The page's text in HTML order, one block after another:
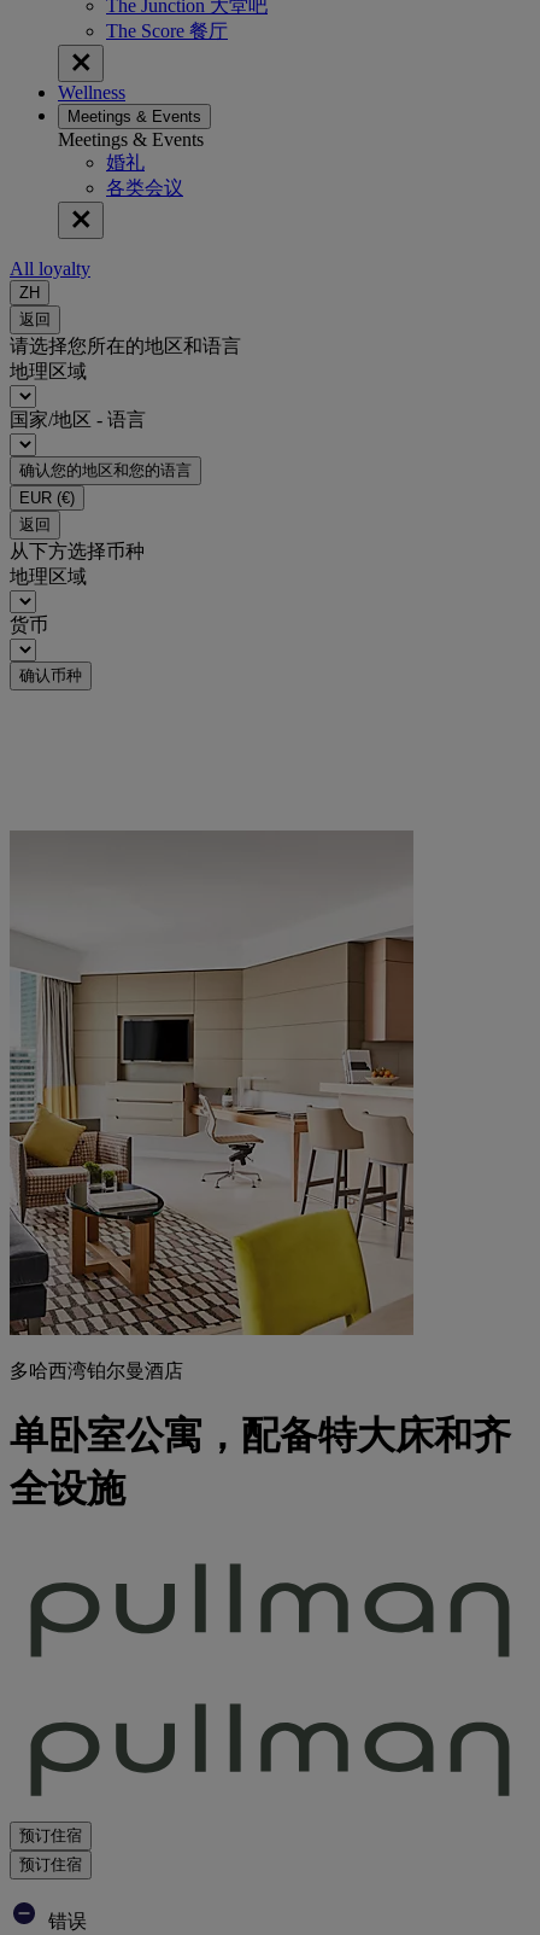
The Junction 大堂吧
The Score 餐厅
Wellness
Meetings & Events
Meetings & Events
婚礼
各类会议
All loyalty
ZH
返回
请选择您所在的地区和语言
地理区域
国家/地区 - 语言
确认您的地区和您的语言
EUR (€)
返回
从下方选择币种
地理区域
货币
确认币种
多哈西湾铂尔曼酒店
单卧室公寓，配备特大床和齐
全设施
预订住宿
预订住宿
错误